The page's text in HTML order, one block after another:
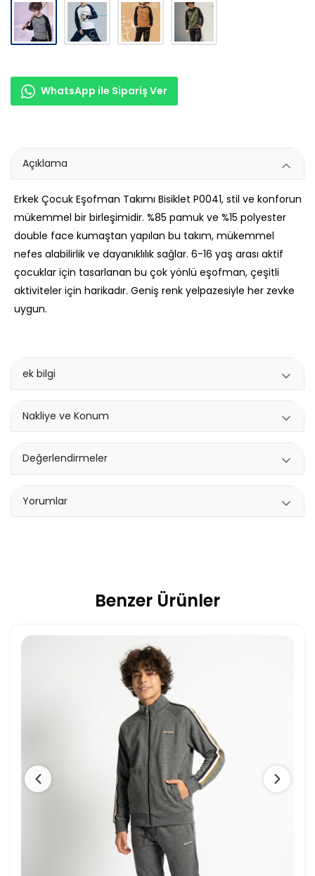
WhatsApp ile Sipariş Ver
Açıklama
Erkek Çocuk Eşofman Takımı Bisiklet P0041, stil ve konforun
mükemmel bir birleşimidir. %85 pamuk ve %15 polyester
double face kumaştan yapılan bu takım, mükemmel
nefes alabilirlik ve dayanıklılık sağlar. 6-16 yaş arası aktif
çocuklar için tasarlanan bu çok yönlü eşofman, çeşitli
aktiviteler için harikadır. Geniş renk yelpazesiyle her zevke
uygun.
ek bilgi
Nakliye ve Konum
Değerlendirmeler
Yorumlar
Benzer Ürünler